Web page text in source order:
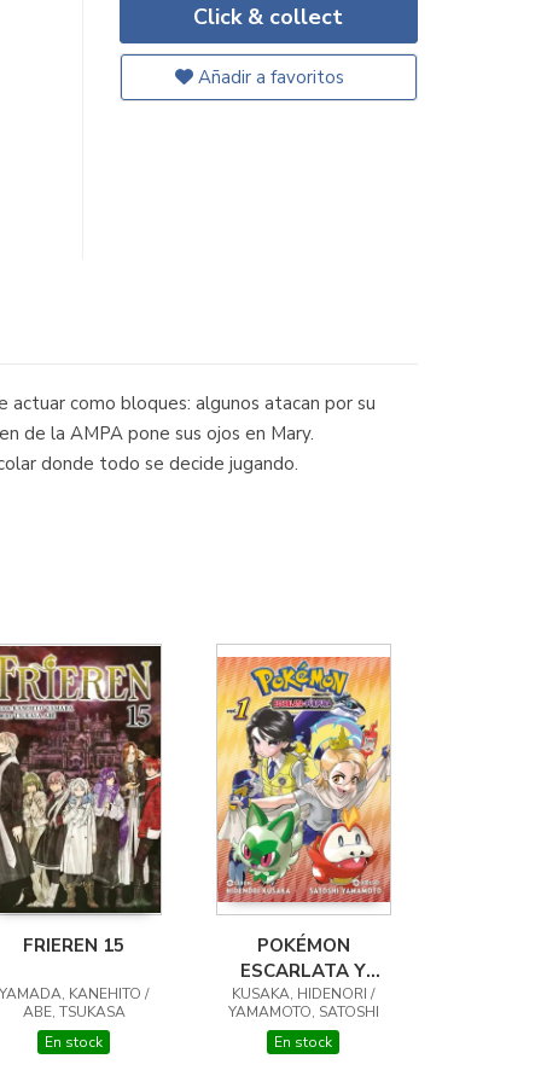
Click & collect
Añadir a favoritos
actuar como bloques: algunos atacan por su
de la AMPA pone sus ojos en Mary.
donde todo se decide jugando.
FRIEREN 15
YAMADA, KANEHITO /
ABE, TSUKASA
En stock
POKÉMON
ESCARLATA Y
PURPURA 01
KUSAKA, HIDENORI /
YAMAMOTO, SATOSHI
En stock